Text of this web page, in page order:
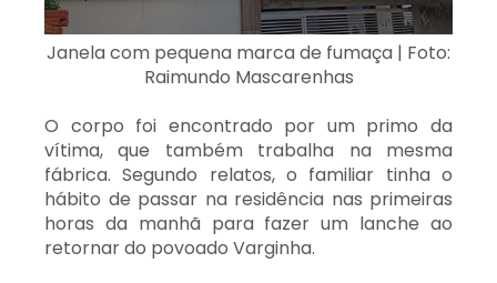
Janela com pequena marca de fumaça | Foto:
Raimundo Mascarenhas
O corpo foi encontrado por um primo da
vítima, que também trabalha na mesma
fábrica. Segundo relatos, o familiar tinha o
hábito de passar na residência nas primeiras
horas da manhã para fazer um lanche ao
retornar do povoado Varginha.